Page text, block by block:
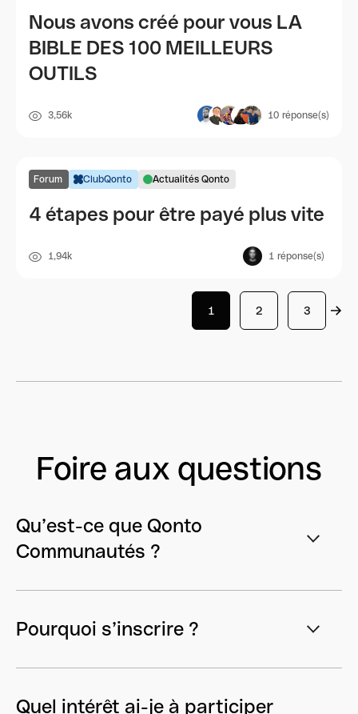
Nous avons créé pour vous LA
BIBLE DES 100 MEILLEURS
OUTILS
3,56k 10 réponse(s)
Forum ClubQonto Actualités Qonto
4 étapes pour être payé plus vite
1,94k 1 réponse(s)
1 2 3
Foire aux questions
Qu’est-ce que Qonto
Communautés ?
Pourquoi s’inscrire ?
Quel intérêt ai-je à participer